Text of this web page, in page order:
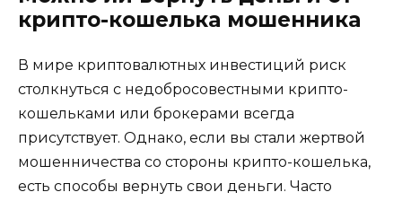
крипто-кошелька мошенника
В мире криптовалютных инвестиций риск
столкнуться с недобросовестными крипто-
кошельками или брокерами всегда
присутствует. Однако, если вы стали жертвой
мошенничества со стороны крипто-кошелька,
есть способы вернуть свои деньги. Часто